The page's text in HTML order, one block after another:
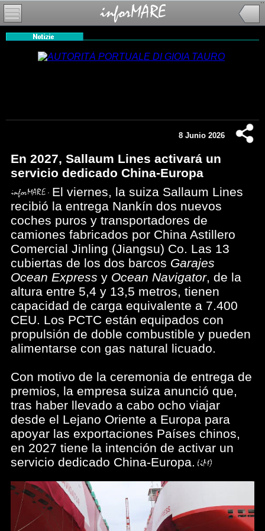
8 Junio 2026
En 2027, Sallaum Lines activará un
servicio dedicado China-Europa
El viernes, la suiza Sallaum Lines
recibió la entrega Nankín dos nuevos
coches puros y transportadores de
camiones fabricados por China Astillero
Comercial Jinling (Jiangsu) Co. Las 13
cubiertas de los dos barcos Garajes
Ocean Express y Ocean Navigator, de la
altura entre 5,4 y 13,5 metros, tienen
capacidad de carga equivalente a 7.400
CEU. Los PCTC están equipados con
propulsión de doble combustible y pueden
alimentarse con gas natural licuado.
Con motivo de la ceremonia de entrega de
premios, la empresa suiza anunció que,
tras haber llevado a cabo ocho viajar
desde el Lejano Oriente a Europa para
apoyar las exportaciones Países chinos,
en 2027 tiene la intención de activar un
servicio dedicado China-Europa.